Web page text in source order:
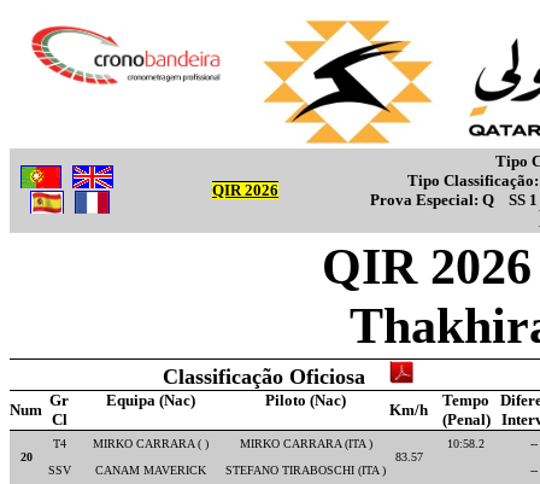
QIR 2026
Tipo
Tipo
Prova Especial: Q
SS 1
QIR
Classificação Oficiosa
Num
Gr Equipa (Nac) Piloto (Nac)
Km/h
Tempo
Cl
(Penal)
20
T4 MIRKO CARRARA ( )
MIRKO CARRARA (ITA )
83.57
10:58.2
--
SSV
CANAM MAVERICK STEFANO TIRABOSCHI (ITA ) --